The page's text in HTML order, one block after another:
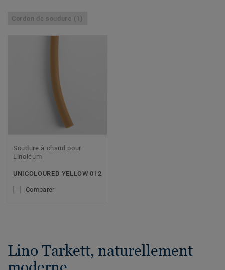
Cordon de soudure (1)
Soudure à chaud pour
Linoléum
UNICOLOURED YELLOW 012
Comparer
Lino Tarkett, naturellement